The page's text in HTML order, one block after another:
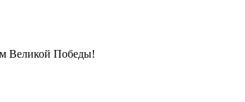
Великой Победы!